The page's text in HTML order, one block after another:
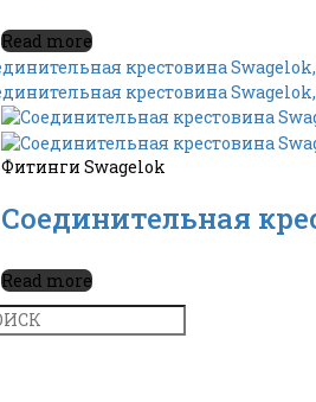
Read more
Фитинги Swagelok
Соединительная
Read more